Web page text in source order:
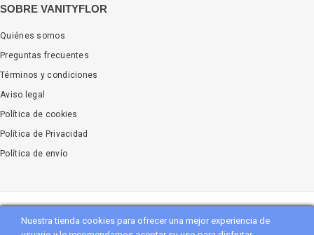
Nuestra tienda cookies para ofrecer una mejor experiencia de
SOBRE VANITYFLOR
Quiénes somos
Preguntas frecuentes
Términos y condiciones
Aviso legal
Política de cookies
Política de Privacidad
Política de envío
CopyrightVanityflor.es. All Rights Reserved